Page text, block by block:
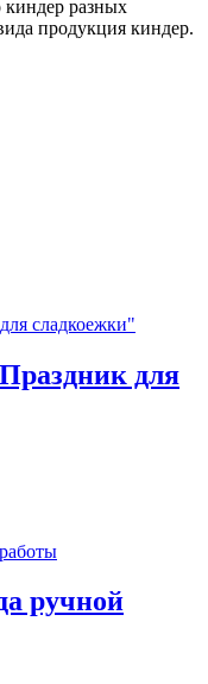
киндер разных
продукция киндер.
для
ручной